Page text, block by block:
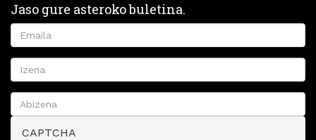
Jaso gure asteroko buletina.
CAPTCHA